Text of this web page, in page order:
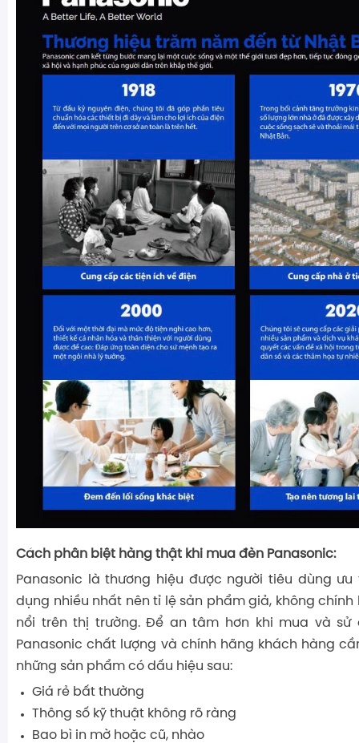
Cách phân biệt hàng thật khi mua đèn Panasonic:
Panasonic là thương hiệu được người tiêu dùng ưu
dụng nhiều nhất nên tỉ lệ sản phẩm giả, không
nổi trên thị trường. Để an tâm hơn khi mua và sử
Panasonic chất lượng và chính hãng khách hàng
những sản phẩm có dấu hiệu sau:
Giá rẻ bất thường
Thông số kỹ thuật không rõ ràng
Bao bì in mờ hoặc cũ, nhào